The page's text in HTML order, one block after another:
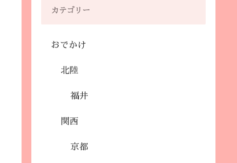
カテゴリー
おでかけ
北陸
福井
関西
京都